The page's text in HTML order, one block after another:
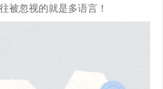
被忽视的就是多语言！